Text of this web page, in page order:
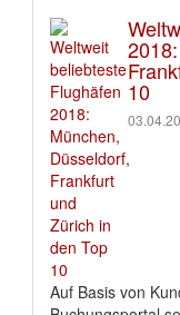
10
Auf Basis von